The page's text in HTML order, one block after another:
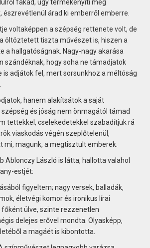
fakad, úgy termékenyíti meg
észrevétlenül árad ki emberről emberre.
voltaképpen a szépség rettenete volt, de
öltöztetett tiszta művészet is, hiszen a
a hallgatóságnak. Nagy-nagy akarása
szándéknak, hogy soha ne támadjatok
is adjátok fel, mert sorsunkhoz a méltóság
hanem alakítsátok a saját
és jóság nem önmagától támad
tettekkel, cselekedetekkel szabadítjuk rá
viaskodás végén szeplőtelenül,
mi, magunk, a megtisztult emberek.
Ablonczy László is látta, hallotta valahol
estjét:
figyeltem; nagy versek, balladák,
életvégi komor és ironikus lírai
ülve, szinte rezzenetlen
delejes erővel mondta. Olyasképp,
a magáét is kibontotta.